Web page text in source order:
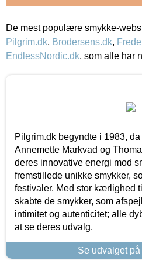
De mest populære smykke-
Pilgrim.dk, Brodersens.dk,
EndlessNordic.dk, som alle har
Pilgrim.dk begyndte i 1983,
Annemette Markvad og
deres innovative energi mod
fremstillede unikke smykker,
festivaler. Med stor kærlighed
skabte de smykker, som
intimitet og autenticitet; alle
at se deres udvalg.
Se udvalget